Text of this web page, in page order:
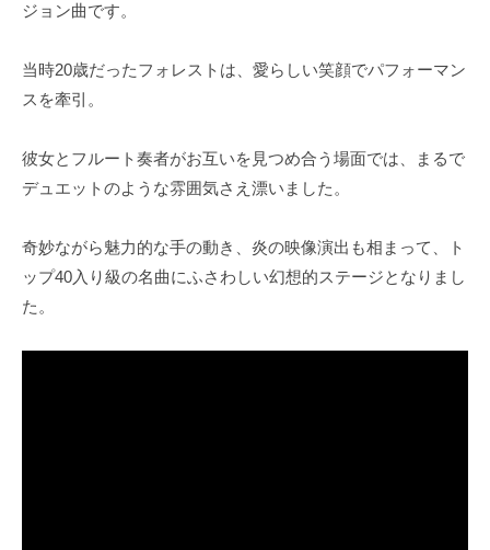
ジョン曲です。
当時20歳だったフォレストは、愛らしい笑顔でパフォーマン
スを牽引。
彼女とフルート奏者がお互いを見つめ合う場面では、まるで
デュエットのような雰囲気さえ漂いました。
奇妙ながら魅力的な手の動き、炎の映像演出も相まって、ト
ップ40入り級の名曲にふさわしい幻想的ステージとなりまし
た。